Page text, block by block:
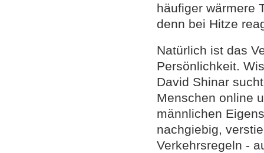
häufiger wärmere
denn bei Hitze
Natürlich ist das
Persönlichkeit.
David Shinar
Menschen online
männlichen
nachgiebig,
Verkehrsregeln -